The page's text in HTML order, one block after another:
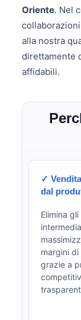
Oriente. Nel
alla nostra
direttamente
affidabili.
✓
dal
Elimina gli
margini
grazie a